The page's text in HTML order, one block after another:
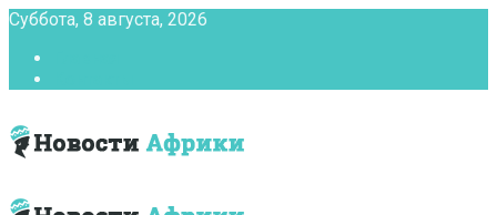
Суббота, 8 августа, 2026